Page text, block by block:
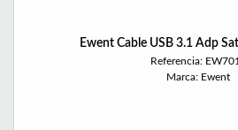
Ewent Cable USB 3.1 Adp
Referencia:
Marca: Ewent